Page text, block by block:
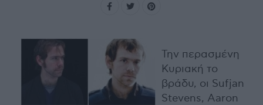
Την περασμένη
Κυριακή το
βράδυ, οι Sufjan
Stevens, Aaron